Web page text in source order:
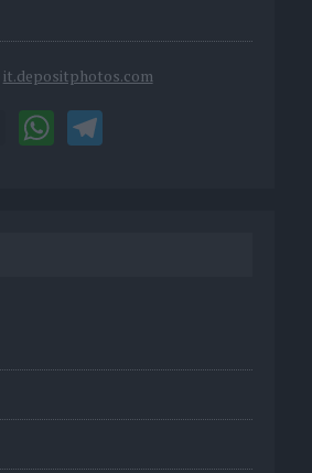
it.depositphotos.com